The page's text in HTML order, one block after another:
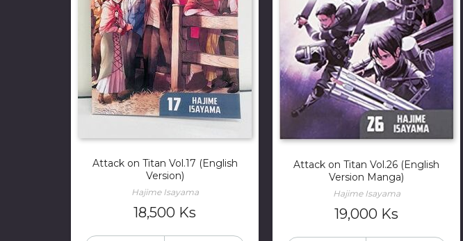
Attack on Titan Vol.17 (English
Version)
Hajime Isayama
18,500 Ks
Attack on Titan Vol.26 (English
Version Manga)
Hajime Isayama
19,000 Ks